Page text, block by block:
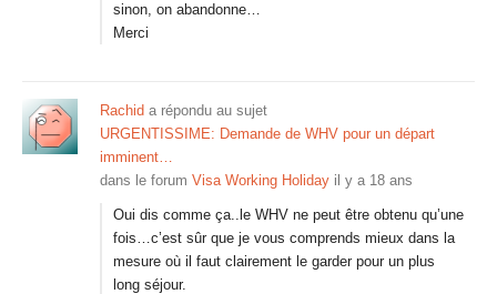
sinon, on abandonne…
Merci
Rachid a répondu au sujet
URGENTISSIME: Demande de WHV pour un départ
imminent…
dans le forum Visa Working Holiday il y a 18 ans
Oui dis comme ça..le WHV ne peut être obtenu qu’une
fois…c’est sûr que je vous comprends mieux dans la
mesure où il faut clairement le garder pour un plus
long séjour.